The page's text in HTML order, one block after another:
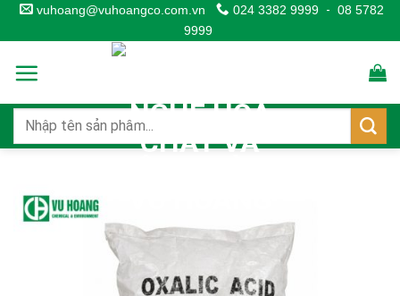
Skip
to
content
vuhoang@vuhoangco.com.vn 024 3382 9999 - 08 5782
9999